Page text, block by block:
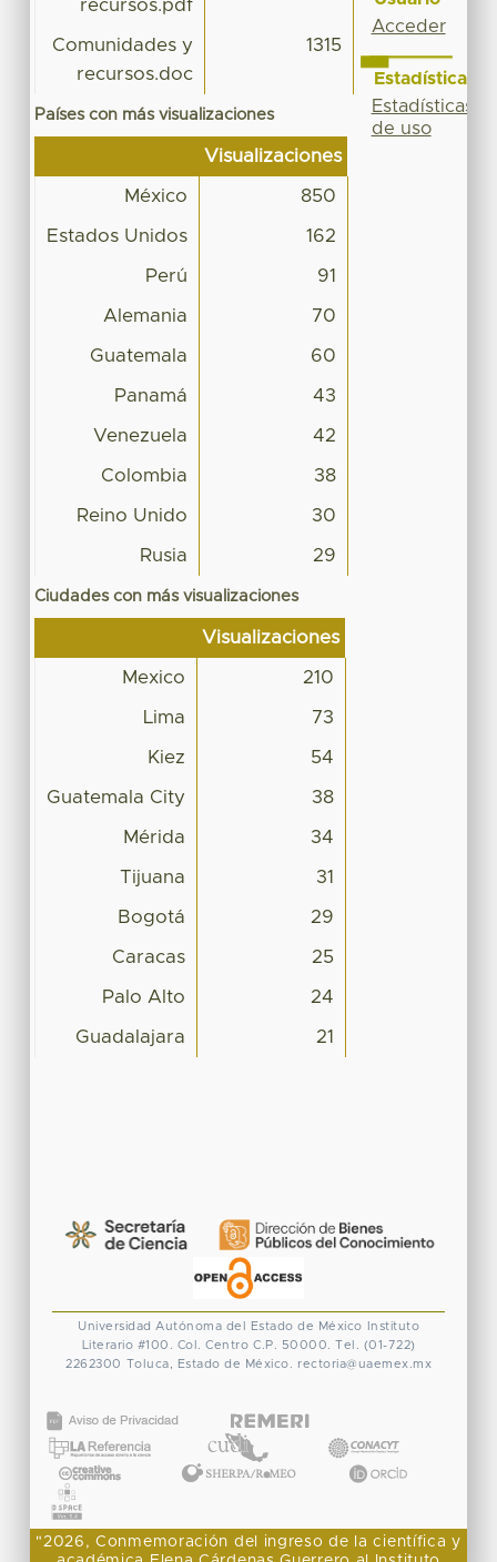
recursos.pdf
Comunidades y
recursos.doc
1315
Países con más visualizaciones
Visualizaciones
México 850
Estados Unidos 162
Perú 91
Alemania 70
Guatemala 60
Panamá 43
Venezuela 42
Colombia 38
Reino Unido 30
Rusia 29
Ciudades con más visualizaciones
Visualizaciones
Mexico 210
Lima 73
Kiez 54
Guatemala City 38
Mérida 34
Tijuana 31
Bogotá 29
Caracas 25
Palo Alto 24
Guadalajara 21
Acceder
Estadísticas
Estadísticas
de uso
Universidad Autónoma del Estado de México
Instituto
Literario #100. Col. Centro C.P. 50000. Tel. (01-722)
2262300 Toluca, Estado de México. rectoria@uaemex.mx
"2026, Conmemoración del ingreso de la científica y